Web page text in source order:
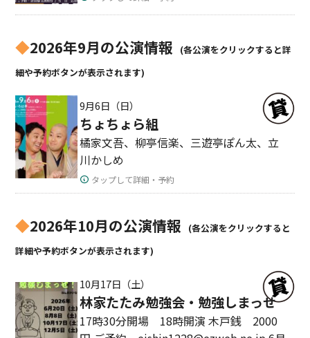
◆2026年9月の公演情報
(各公演をクリックすると詳
細や予約ボタンが表示されます)
9月6日（日）
ちょちょら組
橘家文吾、柳亭信楽、三遊亭ぽん太、立
川かしめ
タップして詳細・予約
◆2026年10月の公演情報
(各公演をクリックすると
詳細や予約ボタンが表示されます)
10月17日（土）
林家たたみ勉強会・勉強しまっせ
17時30分開場 18時開演 木戸銭 2000